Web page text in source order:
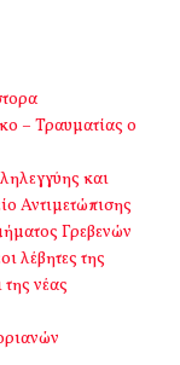
– Τραυματίας ο
και
Αντιμετώπισης
Γρεβενών
λέβητες της
νέας